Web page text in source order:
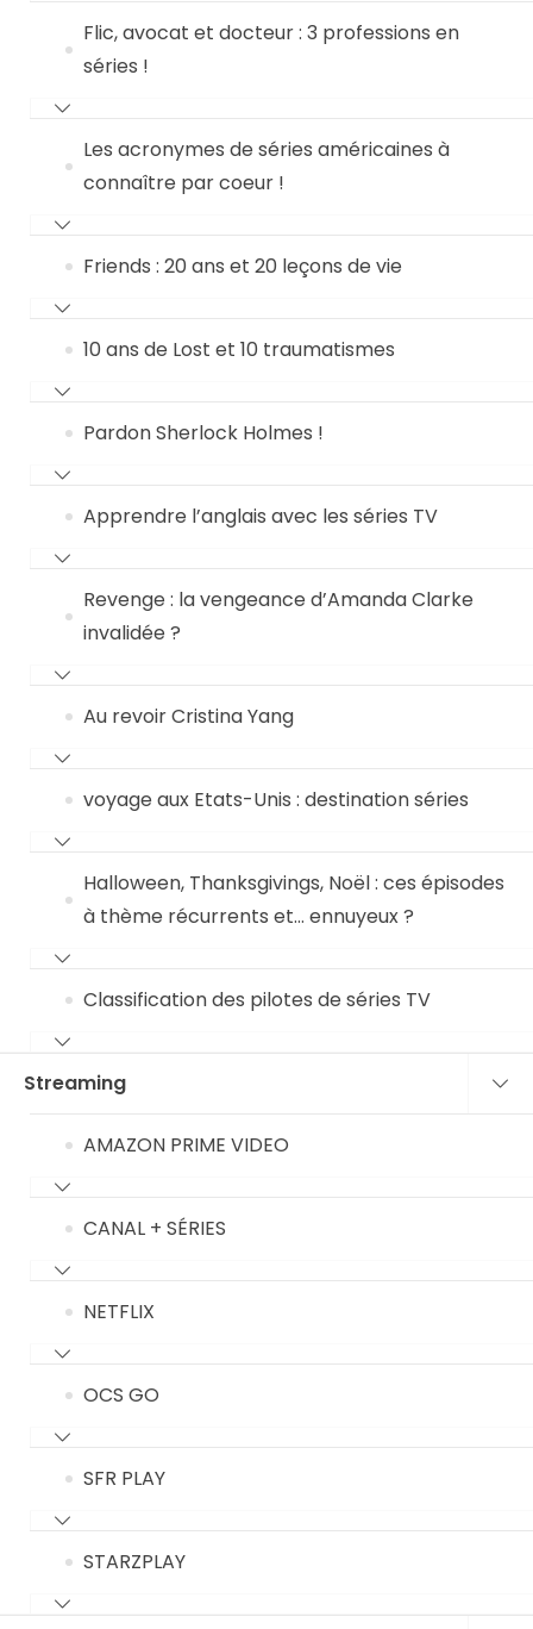
Flic, avocat et docteur : 3 professions en
séries !
Les acronymes de séries américaines à
connaître par coeur !
Friends : 20 ans et 20 leçons de vie
10 ans de Lost et 10 traumatismes
Pardon Sherlock Holmes !
Apprendre l’anglais avec les séries TV
Revenge : la vengeance d’Amanda Clarke
invalidée ?
Au revoir Cristina Yang
voyage aux Etats-Unis : destination séries
Halloween, Thanksgivings, Noël : ces épisodes
à thème récurrents et… ennuyeux ?
Classification des pilotes de séries TV
Streaming
AMAZON PRIME VIDEO
CANAL + SÉRIES
NETFLIX
OCS GO
SFR PLAY
STARZPLAY